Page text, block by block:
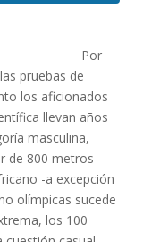
Por
pruebas de
los aficionados
llevan años
masculina,
de 800 metros
-a excepción
olímpicas sucede
los 100